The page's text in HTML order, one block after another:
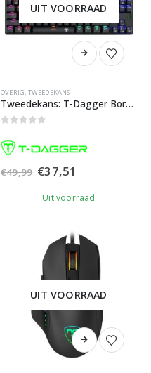
UIT VOORRAAD
OVERIG, TWEEDEKANS
Tweedekans: T-Dagger Bora TGK315 RGB Mechanisch Gaming Toetsenbord
€49,99 Oorspronkelijke
prijs
was:
€49,99.
€37,51
is:
€37,51.
Uit voorraad
UIT VOORRAAD